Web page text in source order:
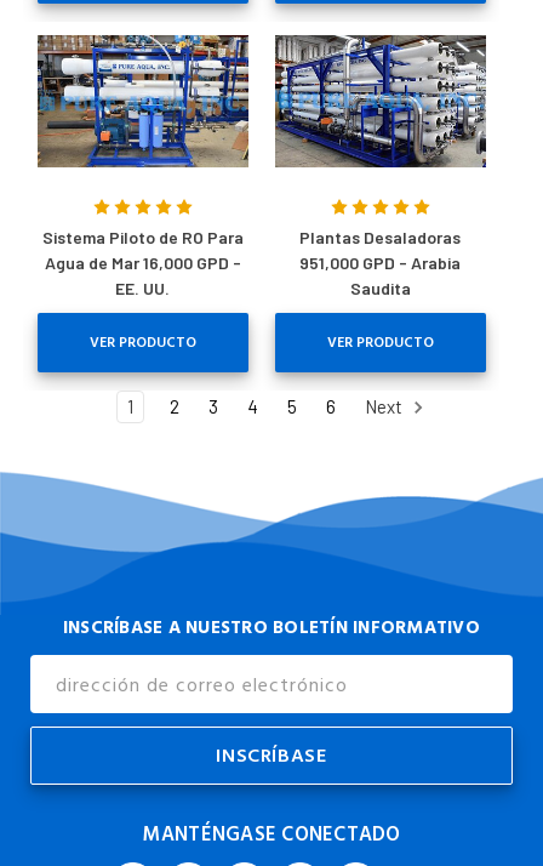
Sistema Piloto de RO Para
Agua de Mar 16,000 GPD -
EE. UU.
VER PRODUCTO
Plantas Desaladoras
951,000 GPD - Arabia
Saudita
VER PRODUCTO
1 2 3 4 5 6 Next
INSCRÍBASE A NUESTRO BOLETÍN INFORMATIVO
Correo
MANTÉNGASE CONECTADO